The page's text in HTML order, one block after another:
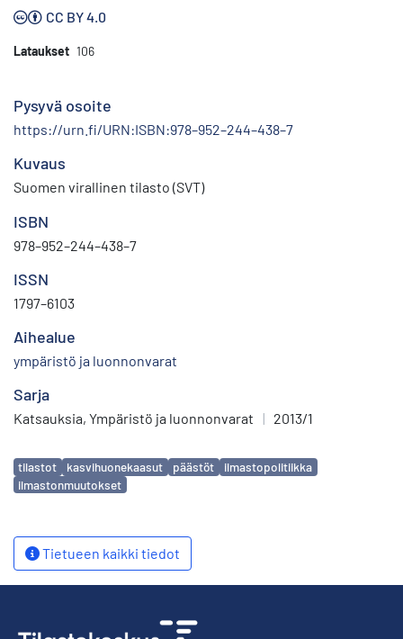
CC BY 4.0
Lataukset 106
Pysyvä osoite
https://urn.fi/URN:ISBN:978–952–244–438–7
Kuvaus
Suomen virallinen tilasto (SVT)
ISBN
978–952–244–438–7
ISSN
1797–6103
Aihealue
ympäristö ja luonnonvarat
Sarja
Katsauksia, Ympäristö ja luonnonvarat | 2013/1
Avainsanat
tilastot kasvihuonekaasut päästöt
ilmastopolitiikka
ilmastonmuutokset
Tietueen kaikki tiedot